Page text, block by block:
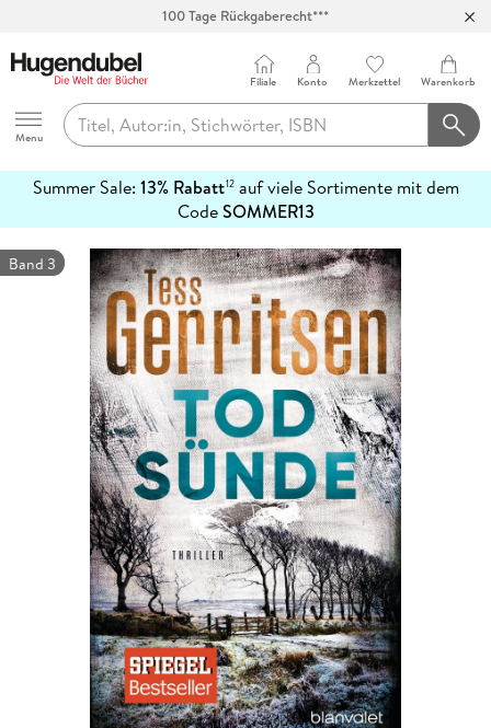
100 Tage Rückgaberecht***
Hugendubel
Menu
Filiale Konto Merkzettel Warenkorb
Summer Sale: 13% Rabatt12auf viele Sortimente mit dem
CodeSOMMER13
erfahren
Band 3